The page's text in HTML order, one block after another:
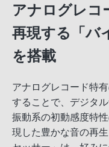
アナログレコ
再現する「バ
を搭載
アナログレコード特
することで、デジタ
振動系の初動感度特
現した豊かな音の再